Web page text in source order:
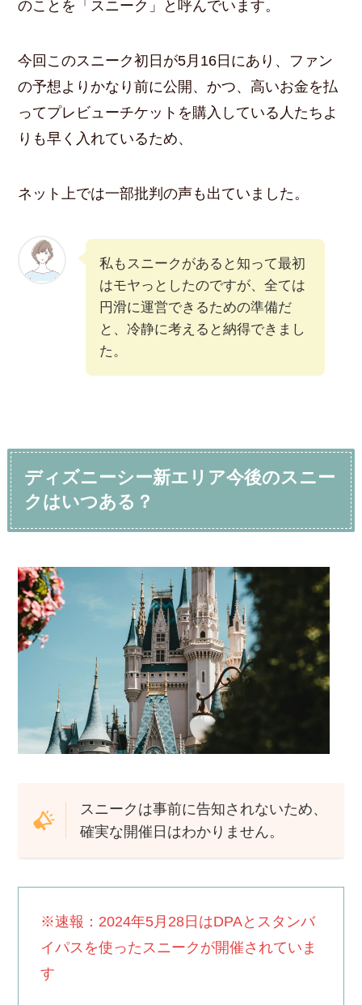
のことを「スニーク」と呼んでいます。
今回このスニーク初日が5月16日にあり、ファン
の予想よりかなり前に公開、かつ、高いお金を払
ってプレビューチケットを購入している人たちよ
りも早く入れているため、
ネット上では一部批判の声も出ていました。
私もスニークがあると知って最初
はモヤっとしたのですが、全ては
円滑に運営できるための準備だ
と、冷静に考えると納得できまし
た。
ディズニーシー新エリア今後のスニー
クはいつある？
スニークは事前に告知されないため、
確実な開催日はわかりません。
※速報：2024年5月28日はDPAとスタンバ
イパスを使ったスニークが開催されていま
す